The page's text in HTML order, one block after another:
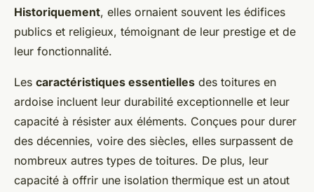
Historiquement, elles ornaient souvent les édifices
publics et religieux, témoignant de leur prestige et de
leur fonctionnalité.
Les caractéristiques essentielles des toitures en
ardoise incluent leur durabilité exceptionnelle et leur
capacité à résister aux éléments. Conçues pour durer
des décennies, voire des siècles, elles surpassent de
nombreux autres types de toitures. De plus, leur
capacité à offrir une isolation thermique est un atout